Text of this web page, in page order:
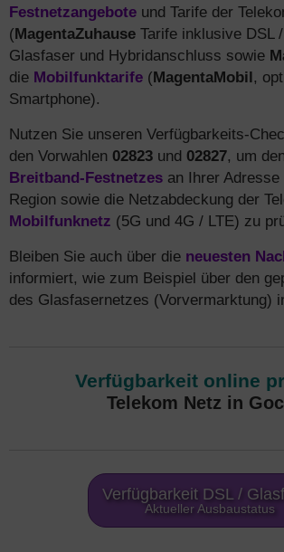
Festnetzangebote und Tarife der
(MagentaZuhause Tarife inklusive DSL
Glasfaser und Hybridanschluss sowie
die Mobilfunktarife (MagentaMobil,
Smartphone).
Nutzen Sie unseren Verfügbarkeits-
den Vorwahlen 02823 und 02827, um den
Breitband-Festnetzes an Ihrer
Region sowie die Netzabdeckung der
Mobilfunknetz (5G und 4G / LTE) zu
Bleiben Sie auch über die neuesten
informiert, wie zum Beispiel über den
des Glasfasernetzes (Vorvermarktung)
Verfügbarkeit online
Telekom Netz in
Verfügbarkeit DSL /
Aktueller Ausbaustatus